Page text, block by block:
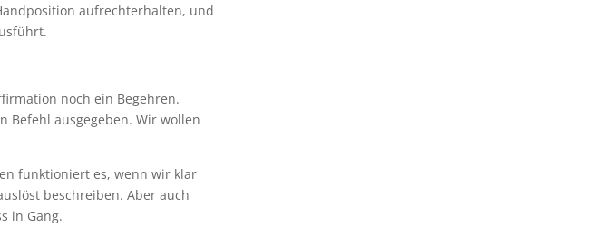
aufrechterhalten, und
noch ein Begehren.
Befehl ausgegeben. Wir wollen
funktioniert es, wenn wir klar
beschreiben. Aber auch
in Gang.